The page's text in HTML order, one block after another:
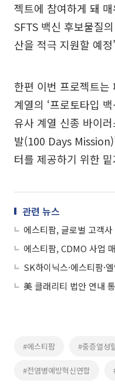
젝트에 참여하게 돼
SFTS 백신 후보물질
산을 적극 지원할 예
한편 이번 프로젝트
계열의 ‘프로토타입
유사 계열 신종 바이
발(100 Days
터를 제공하기 위한
관련 뉴스
에스티팜, 글로벌 고객
SK하이닉스·에스티팜·
#에스티팜 #중증열성
#전염병예방혁신연합